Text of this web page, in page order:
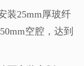
装25mm厚玻纤
50mm空腔，达到